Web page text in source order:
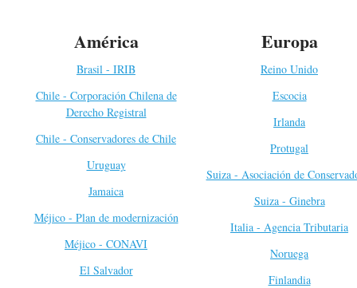
América
Brasil - IRIB
Chile - Corporación Chilena de
Derecho Registral
Chile - Conservadores de Chile
Uruguay
Jamaica
Méjico - Plan de modernización
Méjico - CONAVI
El Salvador
Europa
Reino Unido
Escocia
Irlanda
Protugal
Suiza - Asociación de
Suiza - Ginebra
Italia - Agencia Tributaria
Noruega
Finlandia